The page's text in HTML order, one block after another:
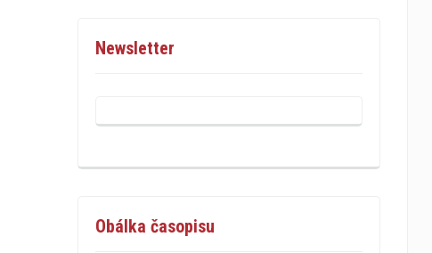
Newsletter
Obálka časopisu